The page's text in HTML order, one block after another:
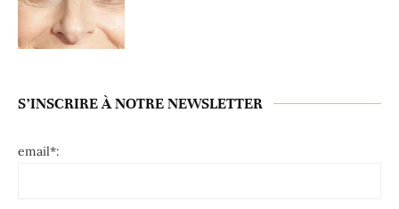
S’INSCRIRE À NOTRE NEWSLETTER
email*: